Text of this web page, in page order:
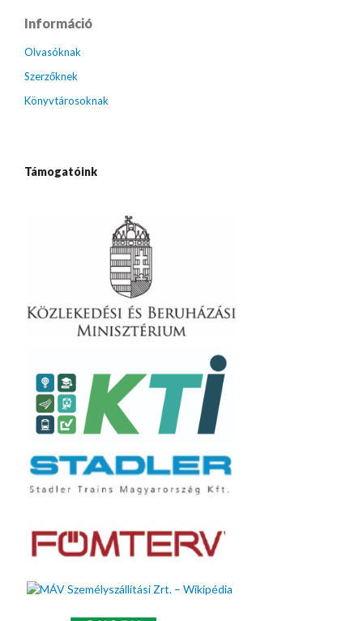
Információ
Olvasóknak
Szerzőknek
Könyvtárosoknak
Támogatóink